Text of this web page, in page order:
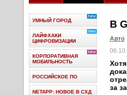
В
Авто
06.10
за
УМНЫЙ ГОРОД
ЛАЙФХАКИ
ЦИФРОВИЗАЦИИ
КОРПОРАТИВНАЯ
МОБИЛЬНОСТЬ
РОССИЙСКОЕ ПО
NETAPP: НОВОЕ В СХД